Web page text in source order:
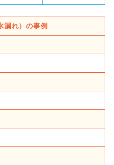
漏れ）の事例